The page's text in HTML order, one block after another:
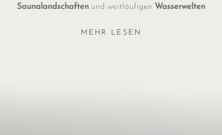
Saunalandschaften und weitläufigen Wasserwelten
– nach einer anstrengenden Radtour haben Sie sich
MEHR LESEN